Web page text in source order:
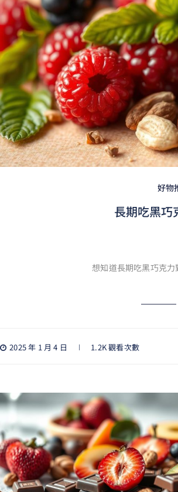
好物
長期吃黑巧
想知道長期吃黑巧克
2025 年 1 月 4 日 1.2K 觀看次數